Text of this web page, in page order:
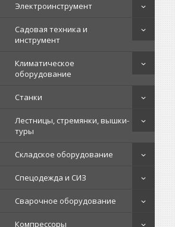
Электроинструмент
Садовая техника и
инструмент
Климатическое
оборудование
Станки
Лестницы, стремянки, вышки-
туры
Складское оборудование
Спецодежда и СИЗ
Сварочное оборудование
Компрессоры